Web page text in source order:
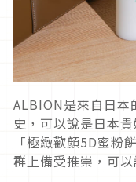
ALBION是來自日本
史，可以說是日本
「極緻歡顏5D蜜粉
群上備受推崇，可